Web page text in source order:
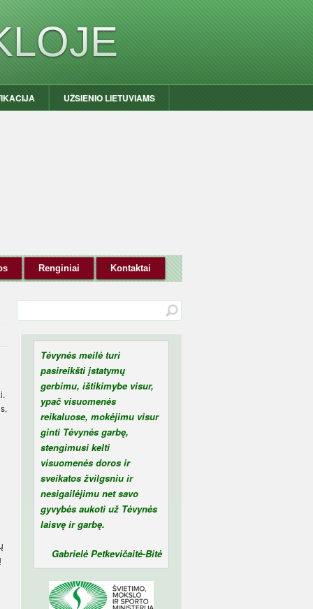
UŽSIENIO LIETUVIAMS
Renginiai Kontaktai
Tėvynės meilė turi
pasireikšti įstatymų
gerbimu, ištikimybe visur,
ypač visuomenės
reikaluose, mokėjimu visur
ginti Tėvynės garbę,
stengimusi kelti
visuomenės doros ir
sveikatos žvilgsniu ir
nesigailėjimu net savo
gyvybės aukoti už Tėvynės
laisvę ir garbę.
Gabrielė Petkevičaitė-Bitė